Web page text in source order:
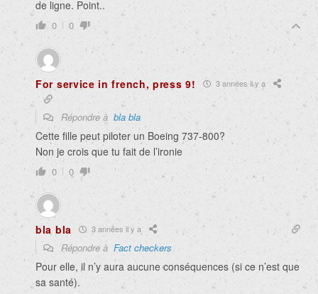
de ligne. Point..
0 0
For service in french, press 9! 3 années il y a
Répondre à bla bla
Cette fille peut piloter un Boeing 737-800?
Non je crois que tu fait de l’ironie
0 0
bla bla 3 années il y a
Répondre à Fact checkers
Pour elle, il n’y aura aucune conséquences (si ce n’est que
sa santé).